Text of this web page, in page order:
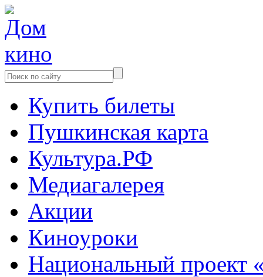
Купить билеты
Пушкинская карта
Культура.РФ
Медиагалерея
Акции
Киноуроки
Национальный проект